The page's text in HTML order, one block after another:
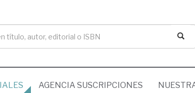
AGENCIA SUSCRIPCIONES